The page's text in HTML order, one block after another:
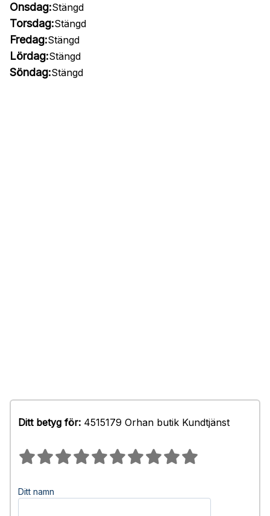
Onsdag:Stängd
Torsdag:Stängd
Fredag:Stängd
Lördag:Stängd
Söndag:Stängd
Ditt betyg för: 4515179 Orhan butik Kundtjänst
Ditt namn